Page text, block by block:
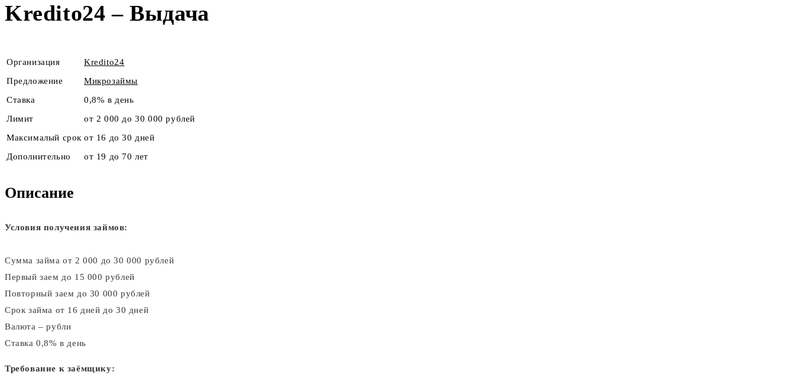
Kredito24 – Выдача
Организация
Kredito24
Предложение
Микрозаймы
Ставка
0,8% в день
Лимит
от 2 000 до 30 000 рублей
Максималый срок от 16 до 30 дней
Дополнительно
от 19 до 70 лет
Описание
Условия получения займов:
Сумма займа от 2 000 до 30 000 рублей
Первый заем до 15 000 рублей
Повторный заем до 30 000 рублей
Срок займа от 16 дней до 30 дней
Валюта – рубли
Ставка 0,8% в день
Требование к заёмщику: